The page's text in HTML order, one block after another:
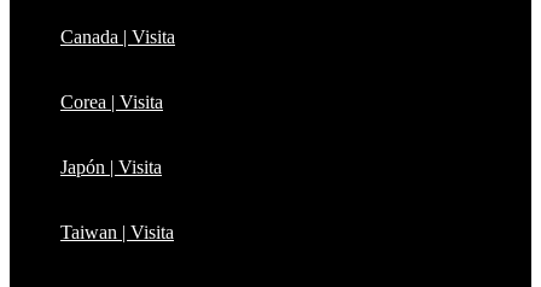
Canada | Visita
Corea | Visita
Japón | Visita
Taiwan | Visita